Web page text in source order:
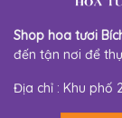
Shop hoa tươi
đến tận nơi để
Địa chỉ : Khu phố